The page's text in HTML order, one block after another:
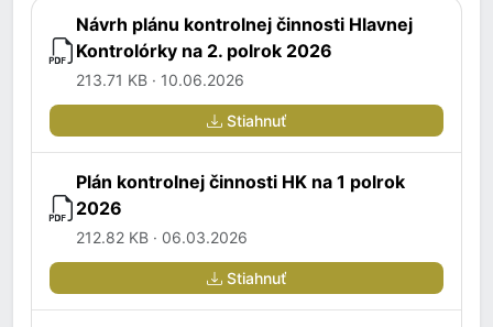
Návrh plánu kontrolnej činnosti Hlavnej
Kontrolórky na 2. polrok 2026
213.71 KB · 10.06.2026
Stiahnuť
Plán kontrolnej činnosti HK na 1 polrok
2026
212.82 KB · 06.03.2026
Stiahnuť